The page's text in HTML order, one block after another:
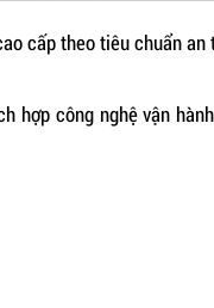
cấp theo tiêu chuẩn an
hợp công nghệ vận